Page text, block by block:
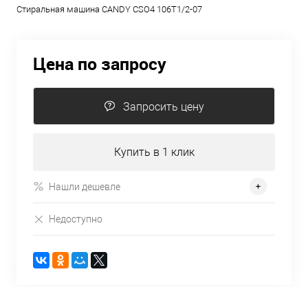
Стиральная машина CANDY CSO4 106T1/2-07
Цена по запросу
Запросить цену
Купить в 1 клик
Нашли дешевле
Недоступно